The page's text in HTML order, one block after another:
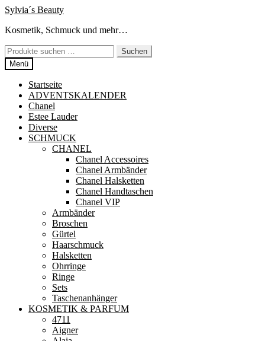
Zur
springen
Zum
springen
Sylvia´s Beauty
Kosmetik, Schmuck und mehr…
Suchen
nach:
Suchen
Menü
Startseite
ADVENTSKALENDER
Chanel
Estee Lauder
Diverse
SCHMUCK
CHANEL
Chanel Accessoires
Chanel Armbänder
Chanel Halsketten
Chanel Handtaschen
Chanel VIP
Armbänder
Broschen
Gürtel
Haarschmuck
Halsketten
Ohrringe
Ringe
Sets
Taschenanhänger
KOSMETIK & PARFUM
4711
Aigner